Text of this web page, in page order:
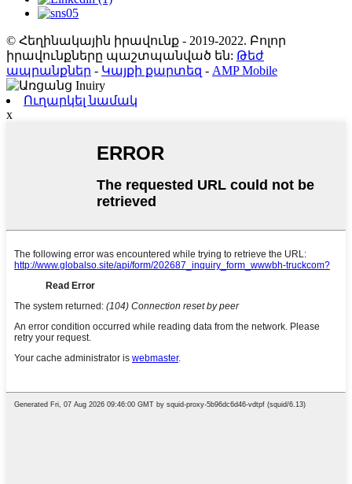
© Հեղինակային իրավունք - 2019-2022. Բոլոր
իրավունքները պաշտպանված են: Թեժ
ապրանքներ - Կայքի քարտեզ - AMP Mobile
Ուղարկել նամակ
x